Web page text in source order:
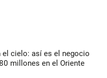
el cielo: así es el negocio
millones en el Oriente